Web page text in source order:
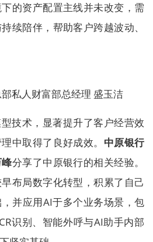
的资产配置主线并未改变，需
续陪伴，帮助客户跨越波动、
私人财富部总经理 盛玉洁
技术，显著提升了客户经营效
中取得了良好成效。 中原银行
分享了中原银行的相关经验。
布局数字化转型，积累了自己
并应用AI于多个业务场景，包
识别、智能外呼与AI助手内部